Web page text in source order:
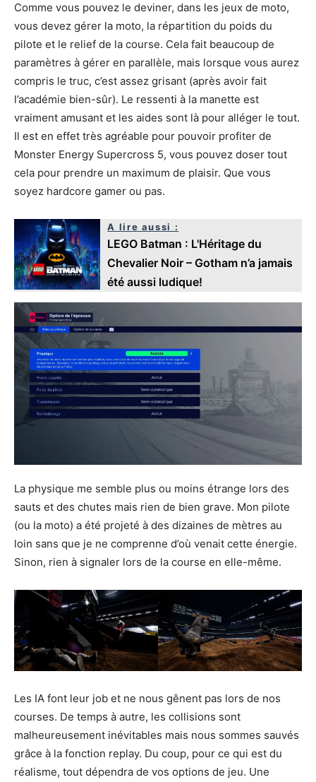
Comme vous pouvez le deviner, dans les jeux de moto,
vous devez gérer la moto, la répartition du poids du
pilote et le relief de la course. Cela fait beaucoup de
paramètres à gérer en parallèle, mais lorsque vous aurez
compris le truc, c’est assez grisant (après avoir fait
l’académie bien-sûr). Le ressenti à la manette est
vraiment amusant et les aides sont là pour alléger le tout.
Il est en effet très agréable pour pouvoir profiter de
Monster Energy Supercross 5, vous pouvez doser tout
cela pour prendre un maximum de plaisir. Que vous
soyez hardcore gamer ou pas.
A lire aussi :
LEGO Batman : L'Héritage du
Chevalier Noir – Gotham n’a jamais
été aussi ludique!
La physique me semble plus ou moins étrange lors des
sauts et des chutes mais rien de bien grave. Mon pilote
(ou la moto) a été projeté à des dizaines de mètres au
loin sans que je ne comprenne d’où venait cette énergie.
Sinon, rien à signaler lors de la course en elle-même.
Les IA font leur job et ne nous gênent pas lors de nos
courses. De temps à autre, les collisions sont
malheureusement inévitables mais nous sommes sauvés
grâce à la fonction replay. Du coup, pour ce qui est du
réalisme, tout dépendra de vos options de jeu. Une